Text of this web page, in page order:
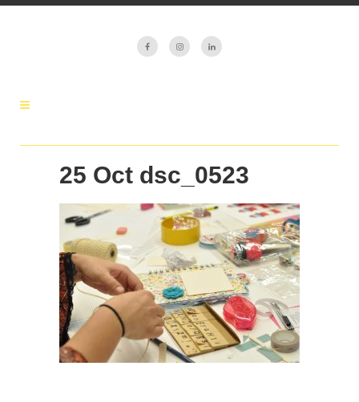
25 Oct dsc_0523